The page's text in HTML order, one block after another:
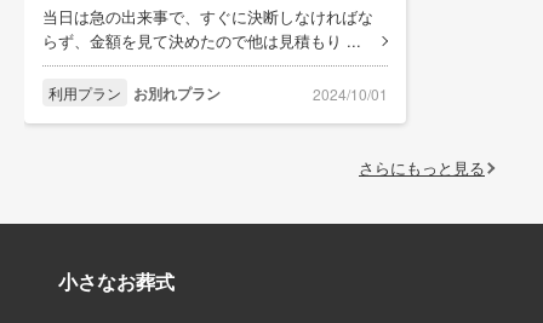
当日は急の出来事で、すぐに決断しなければな
らず、金額を見て決めたので他は見積もり ...
利用プラン お別れプラン 2024/10/01
さらにもっと見る
小さなお葬式